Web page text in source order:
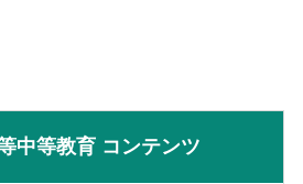
中等教育 コンテンツ